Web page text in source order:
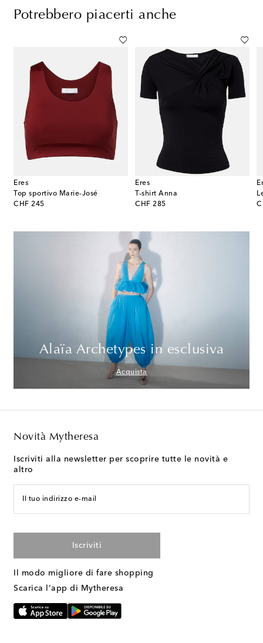
Potrebbero piacerti anche
Eres
Top sportivo Marie-José
CHF 245
original price
Eres
T-shirt Anna
CHF 285
original price
Alaïa Archetypes in esclusiva
Acquista
Novità Mytheresa
Iscriviti alla newsletter per scoprire tutte le novità e
altro
Il tuo indirizzo e-mail
Iscriviti
Il modo migliore di fare shopping
Scarica l'app di Mytheresa